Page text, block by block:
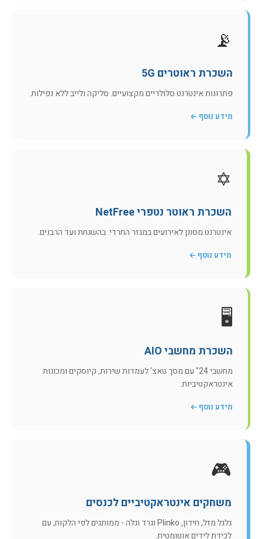
📡
השכרת ראוטרים 5G
פתרונות אינטרנט סלולריים מקצועיים. סליקה ולייב ללא נפילות.
מידע נוסף ←
✡️
השכרת ראוטר נטפרי NetFree
אינטרנט מסונן לאירועים במגזר החרדי. בהשגחת ועד הרבנים.
מידע נוסף ←
🖥️
השכרת מחשבי AIO
מחשבי 24" עם מסך טאצ' לעמדות שירות, קיוסקים ומכונות
אינטראקטיביות.
מידע נוסף ←
🎮
משחקים אינטראקטיביים לכנסים
גלגל מזל, חידון, Plinko וגרד וגלה - ממותגים לפי הלקוח, עם
לכידת לידים אוטומטית.